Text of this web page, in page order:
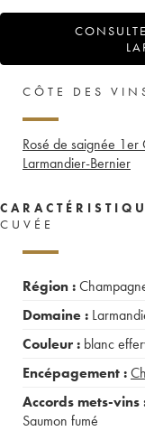
CÔTE DES
Rosé de saignée 1er
Larmandier-Bernier
CUVÉE
Région :
Domaine :
Couleur : blanc
Encépagement :
Accords mets-vins
Saumon fumé